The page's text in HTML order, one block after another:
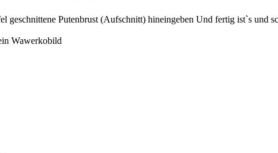
geschnittene Putenbrust (Aufschnitt) hineingeben Und fertig ist`s und